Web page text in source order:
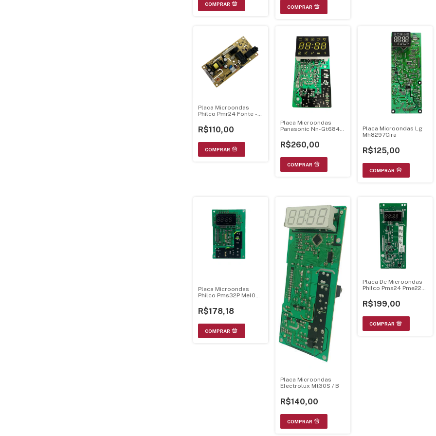
Placa Microondas
Philco Pmr24 Fonte -
R$110,00
Placa Microondas
Panasonic Nn-Gt684S
R$260,00
Placa Microondas Lg
Mh8297Cira
R$125,00
Placa Microondas
Philco Pms32P Mel002
R$178,18
Placa Microondas
Electrolux Mt30S / B
R$140,00
Placa De Microondas
Philco Pms24 Pme22
Mel706 V1.3
R$199,00